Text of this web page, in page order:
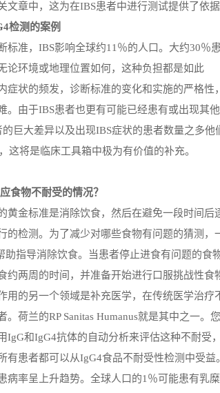
文章中，这为在IBS患者中进行测试提供了依据
检测的案例
标准， IBS影响全球约11％的人口。大约30％
论环境或地理位置如何，这种负担都是如此
症状的频发，诊断标准的变化和实施的严格
。由于IBS患者也更有可能已经患有或出现其
巨大差异以及出现IBS症状的患者数量之多
这将是临床工具箱中极为有价值的补充。
食物不耐受的情况？
黄金标准是消除饮食，然后在避免一段时间
的检测。为了减少对哪些食物有问题的猜测
助指导消除饮食。当患者停止进食有问题的
约两周的时间，并准备开始进行口服挑战性
用的另一个领域是补充医学，在传统医学治
。荷兰的RP Sanitas Humanus就是其中之一。
IgG和IgG4抗体的自动分析来评估这种不耐受
有患者都可以从IgG4食品不耐受性检测中受益。
病率呈上升趋势。全球人口的1 ％可能患有乳